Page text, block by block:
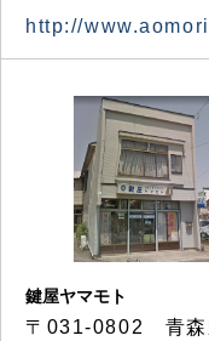
http://
鍵屋ヤマモト
〒031-0802 青森